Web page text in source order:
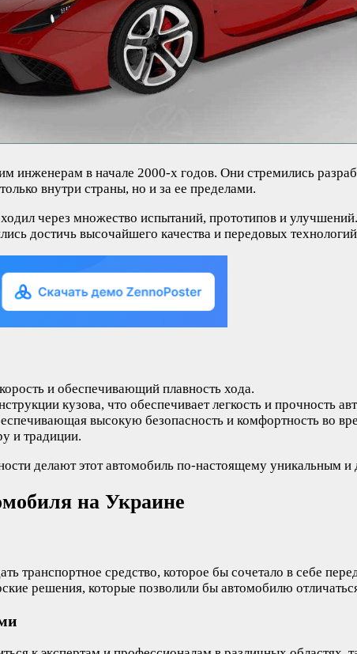
инженерам в начале 2000-х годов. Они стремились
внутри страны, но и за ее пределами.
через множество испытаний, прототипов и
достичь высочайшего качества и передовых
и обеспечивающий плавность хода.
кузова, что обеспечивает легкость и прочность
высокую безопасность и комфортность во
и традиции.
делают этот автомобиль по-настоящему уникальным
на Украине
транспортное средство, которое бы сочетало в себе
решения, которые позволили бы автомобилю